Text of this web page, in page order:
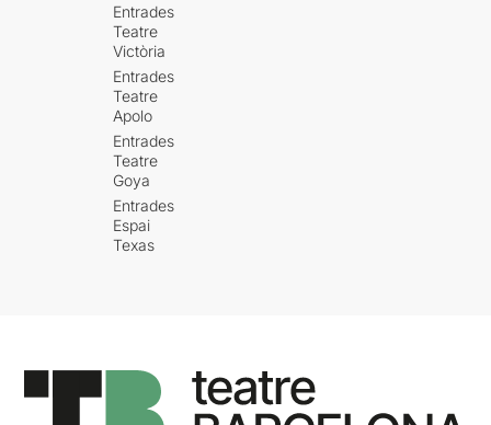
Entrades
Teatre
Victòria
Entrades
Teatre
Apolo
Entrades
Teatre
Goya
Entrades
Espai
Texas